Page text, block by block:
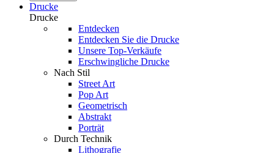
Drucke
Drucke
Entdecken
Entdecken Sie die Drucke
Unsere Top-Verkäufe
Erschwingliche Drucke
Nach Stil
Street Art
Pop Art
Geometrisch
Abstrakt
Porträt
Durch Technik
Lithografie